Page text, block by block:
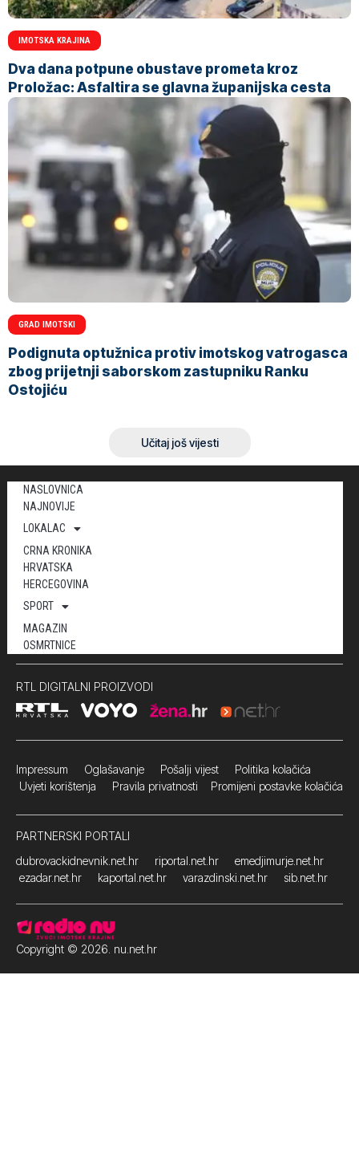
IMOTSKA KRAJINA
Dva dana potpune obustave prometa kroz
Proložac: Asfaltira se glavna županijska cesta
GRAD IMOTSKI
Podignuta optužnica protiv imotskog vatrogasca
zbog prijetnji saborskom zastupniku Ranku
Ostojiću
Učitaj još vijesti
NASLOVNICA
NAJNOVIJE
LOKALAC
CRNA KRONIKA
HRVATSKA
HERCEGOVINA
SPORT
MAGAZIN
OSMRTNICE
RTL DIGITALNI PROIZVODI
Impressum Oglašavanje Pošalji vijest Politika kolačića
Uvjeti korištenja Pravila privatnosti Promijeni postavke kolačića
PARTNERSKI PORTALI
dubrovackidnevnik.net.hr
riportal.net.hr
emedjimurje.net.hr
ezadar.net.hr
kaportal.net.hr varazdinski.net.hr sib.net.hr
Copyright © 2026. nu.net.hr